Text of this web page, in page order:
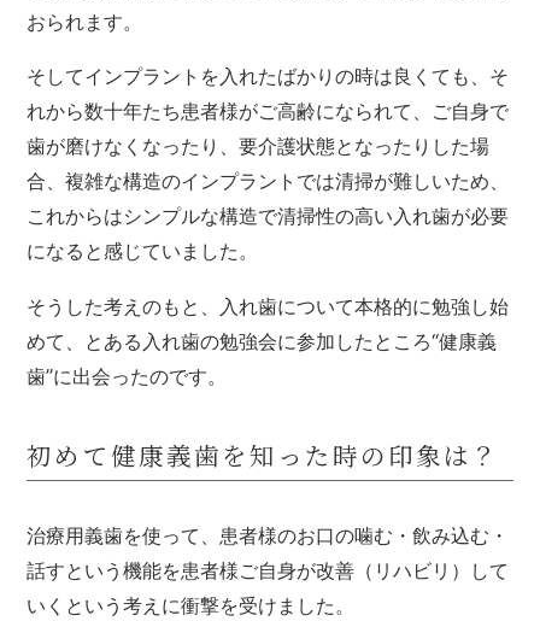
おられます。
そしてインプラントを入れたばかりの時は良くても、そ
れから数十年たち患者様がご高齢になられて、ご自身で
歯が磨けなくなったり、要介護状態となったりした場
合、複雑な構造のインプラントでは清掃が難しいため、
これからはシンプルな構造で清掃性の高い入れ歯が必要
になると感じていました。
そうした考えのもと、入れ歯について本格的に勉強し始
めて、とある入れ歯の勉強会に参加したところ“健康義
歯”に出会ったのです。
初めて健康義歯を知った時の印象は？
治療用義歯を使って、患者様のお口の噛む・飲み込む・
話すという機能を患者様ご自身が改善（リハビリ）して
いくという考えに衝撃を受けました。